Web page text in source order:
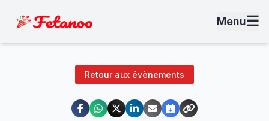
Menu☰
Retour aux évènements